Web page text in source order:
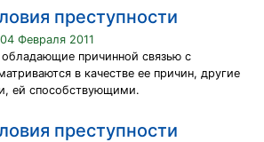
преступности
Февраля 2011
причинной связью с
в качестве ее причин, другие
ей способствующими.
преступности